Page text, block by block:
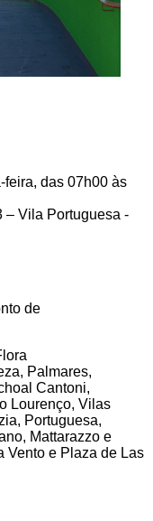
feira, das 07h00 às
– Vila Portuguesa -
de
Palmares,
Cantoni,
Lourenço, Vilas
Portuguesa,
Mattarazzo e
Vento e Plaza de Las